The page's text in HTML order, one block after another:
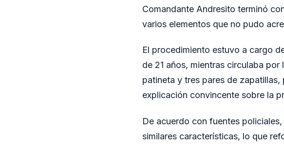
Comandante Andresito terminó
varios elementos que no pudo
El procedimiento estuvo a cargo
de 21 años, mientras circulaba
patineta y tres pares de
explicación convincente sobre la
De acuerdo con fuentes
similares características, lo que